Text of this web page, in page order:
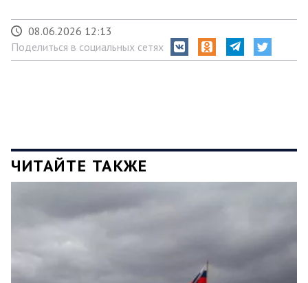
08.06.2026 12:13
Поделиться в социальных сетях
ЧИТАЙТЕ ТАКЖЕ